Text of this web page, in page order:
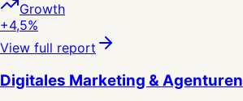
Growth
+4,5%
View full report
Digitales Marketing & Agenturen